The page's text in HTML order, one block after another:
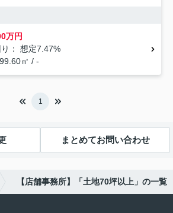
万円
： 想定7.47%
㎡ / -
1
まとめてお問い合わせ
【店舗事務所】「土地70坪以上」の一覧